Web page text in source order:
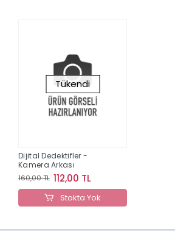
Tükendi
Dijital Dedektifler -
Kamera Arkası
160,00 TL 112,00 TL
Stokta Yok